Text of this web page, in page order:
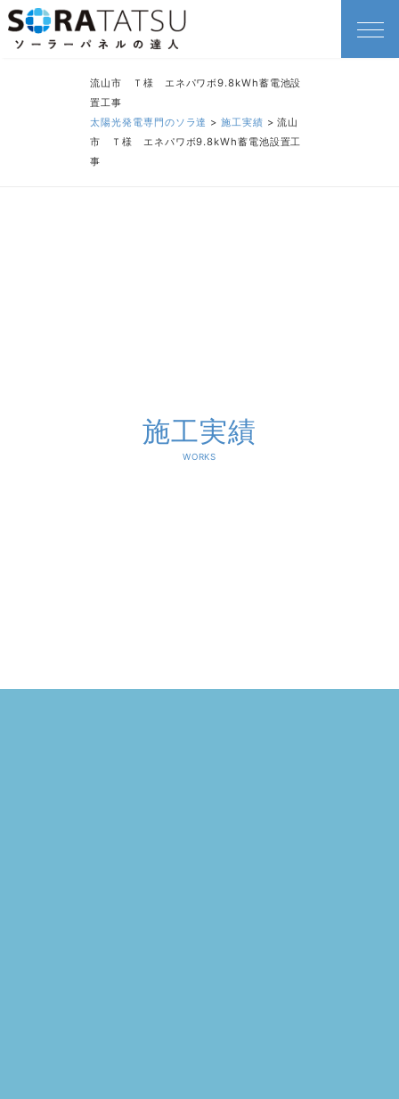
流山市 Ｔ様 エネパワボ9.8kWh蓄電池設
置工事
太陽光発電専門のソラ達 >施工実績 >流山
市 Ｔ様 エネパワボ9.8kWh蓄電池設置工
事
施工実績
WORKS